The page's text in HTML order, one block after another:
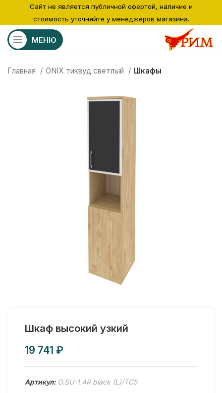
МЕНЮ
Главная ONIX тиквуд светлый Шкафы
Шкаф высокий узкий
₽
Артикул: O.SU-1.4R black (L)/ТС5
Сайт не является публичной офертой, наличие и
стоимость уточняйте у менеджеров магазина.